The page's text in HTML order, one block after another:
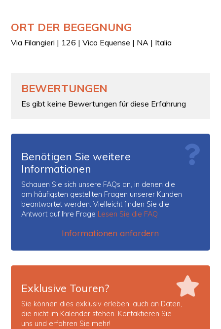
ORT DER BEGEGNUNG
Via Filangieri | 126 | Vico Equense | NA | Italia
BEWERTUNGEN
Es gibt keine Bewertungen für diese Erfahrung
Benötigen Sie weitere
Informationen
Schauen Sie sich unsere FAQs an, in denen die
am häufigsten gestellten Fragen unserer Kunden
beantwortet werden: Vielleicht finden Sie die
Antwort auf Ihre Frage Lesen Sie die FAQ
Informationen anfordern
Exklusive Touren?
Sie können dies exklusiv erleben, auch an Daten,
die nicht im Kalender stehen. Kontaktieren Sie
uns und erfahren Sie mehr!